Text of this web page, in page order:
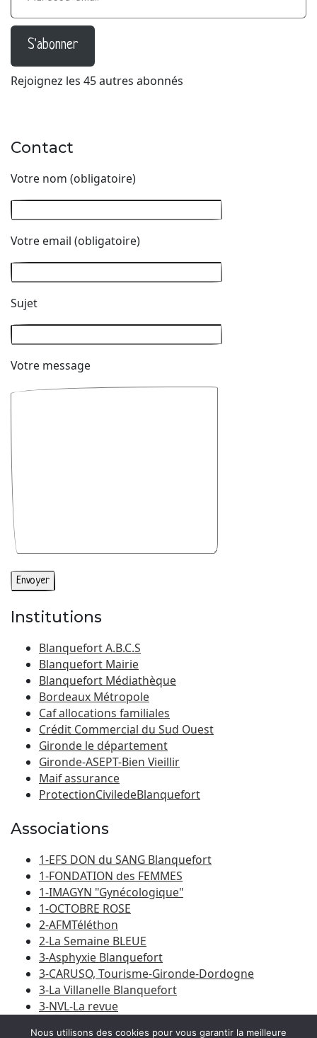
S'abonner
Rejoignez les 45 autres abonnés
Contact
Votre nom (obligatoire)
Votre email (obligatoire)
Sujet
Votre message
Institutions
Blanquefort A.B.C.S
Blanquefort Mairie
Blanquefort Médiathèque
Bordeaux Métropole
Caf allocations familiales
Crédit Commercial du Sud Ouest
Gironde le département
Gironde-ASEPT-Bien Vieillir
Maif assurance
ProtectionCiviledeBlanquefort
Associations
1-EFS DON du SANG Blanquefort
1-FONDATION des FEMMES
1-IMAGYN "Gynécologique"
1-OCTOBRE ROSE
2-AFMTéléthon
2-La Semaine BLEUE
3-Asphyxie Blanquefort
3-CARUSO, Tourisme-Gironde-Dordogne
3-La Villanelle Blanquefort
3-NVL-La revue
Nous utilisons des cookies pour vous garantir la meilleure